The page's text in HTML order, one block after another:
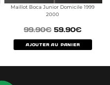
Maillot Boca Junior Domicile 1999
2000
99.90€ 59.90€
AJOUTER AU PANIER